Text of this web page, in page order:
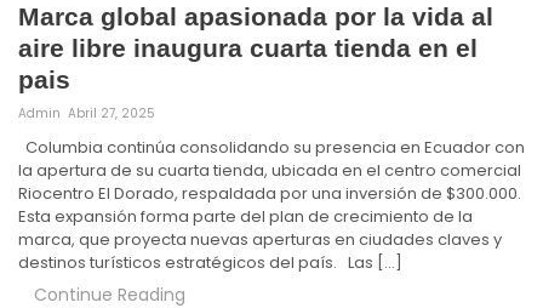
Marca global apasionada por la vida al
aire libre inaugura cuarta tienda en el
pais
Admin Abril 27, 2025
Columbia continúa consolidando su presencia en Ecuador con
la apertura de su cuarta tienda, ubicada en el centro comercial
Riocentro El Dorado, respaldada por una inversión de $300.000.
Esta expansión forma parte del plan de crecimiento de la
marca, que proyecta nuevas aperturas en ciudades claves y
destinos turísticos estratégicos del país. Las […]
Continue Reading